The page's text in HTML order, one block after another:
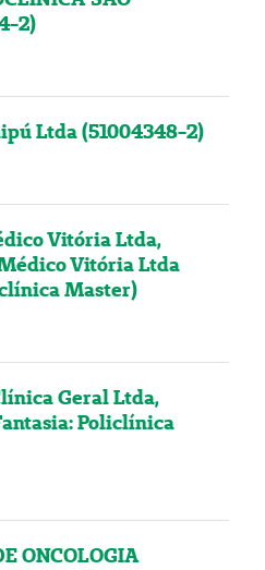
2)
Ltda (51004348-2)
Vitória Ltda,
Vitória Ltda
Master)
Geral Ltda,
Policlínica
ONCOLOGIA